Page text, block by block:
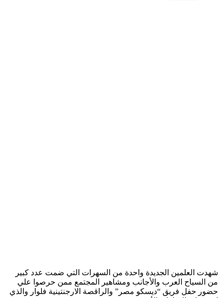
شهدت العلمين الجديدة واحدة من السهرات التي ضمت عدد كبير
من السياح العرب والأجانب ومشاهير المجتمع ممن حرصوا علي
حضور حفل فريق “ديسكو مصر” والراقصة الارجنتينية فلوار والذي